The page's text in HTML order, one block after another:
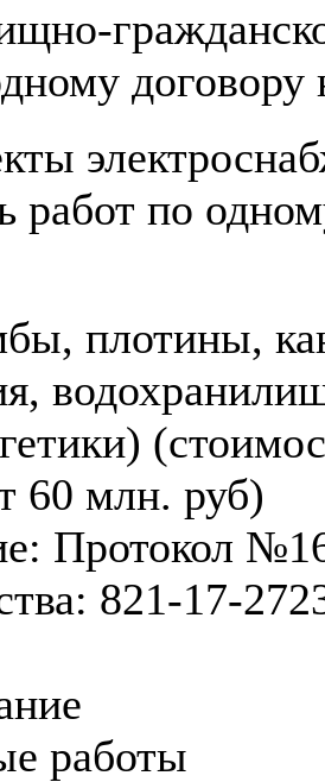
работ по
плотины,
60 млн. руб)
Протокол
821-17-
работы